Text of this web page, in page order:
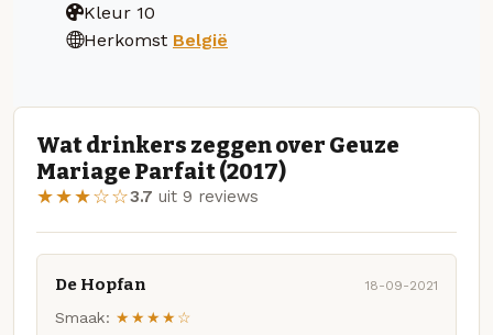
Kleur 10
Herkomst België
Wat drinkers zeggen over Geuze
Mariage Parfait (2017)
★★★☆☆3.7 uit 9 reviews
De Hopfan 18-09-2021
Smaak: ★★★★☆